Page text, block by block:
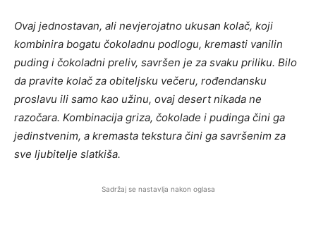
Ovaj jednostavan, ali nevjerojatno ukusan kolač, koji
kombinira bogatu čokoladnu podlogu, kremasti vanilin
puding i čokoladni preliv, savršen je za svaku priliku. Bilo
da pravite kolač za obiteljsku večeru, rođendansku
proslavu ili samo kao užinu, ovaj desert nikada ne
razočara. Kombinacija griza, čokolade i pudinga čini ga
jedinstvenim, a kremasta tekstura čini ga savršenim za
sve ljubitelje slatkiša.
Sadržaj se nastavlja nakon oglasa